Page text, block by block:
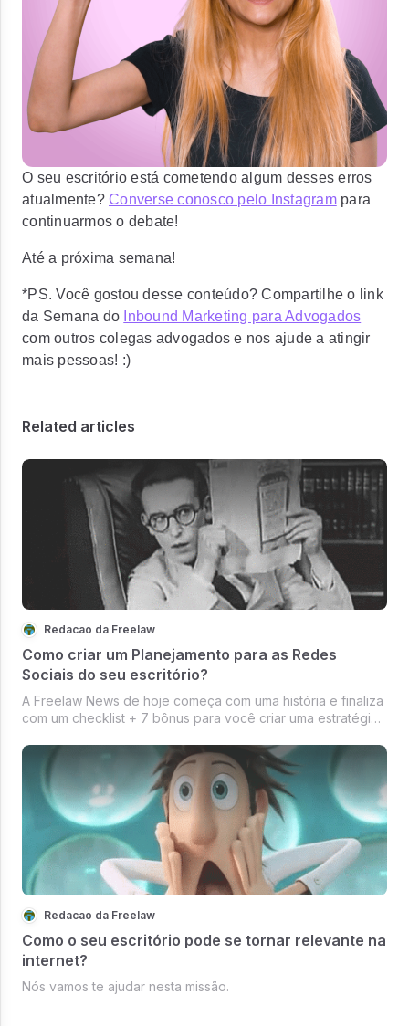
O seu escritório está cometendo algum desses erros
atualmente? Converse conosco pelo Instagrampara
continuarmos o debate!
Até a próxima semana!
*PS. Você gostou desse conteúdo? Compartilhe o link
da Semana do Inbound Marketing para Advogados
com outros colegas advogados e nos ajude a atingir
mais pessoas! :)
Related articles
Redacao da Freelaw
Como criar um Planejamento para as Redes
Sociais do seu escritório?
A Freelaw News de hoje começa com uma história e finaliza
com um checklist + 7 bônus para você criar uma estratégia
imperdível - estão abertas as inscrições para a Semana do
Inbound Mark...
Redacao da Freelaw
Como o seu escritório pode se tornar relevante na
internet?
Nós vamos te ajudar nesta missão.